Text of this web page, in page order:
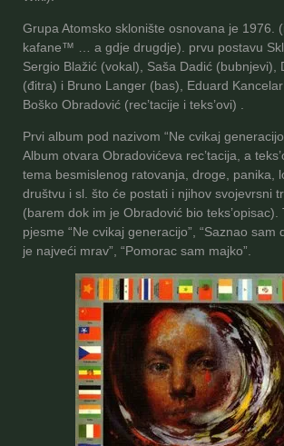
Grupa Atomsko sklonište osnovana je 1976.
kafane™ … a gdje drugdje). prvu postavu
Sergio Blažić (vokal), Saša Dadić (bubnjevi),
(đitra) i Bruno Langer (bas), Eduard Kancelar
Boško Obradović (rec’tacije i teks’ovi) .
Prvi album pod nazivom “Ne cvikaj
Album otvara Obradovićeva rec’tacija, a
tema besmislenog ratovanja, droge, panika,
društvu i sl. što će postati i njihov svojevrsni
(barem dok im je Obradović bio teks’opisac).
pjesme “Ne cvikaj generacijo”, “Saznao sam
je najveći mrav”, “Pomorac sam majko”.